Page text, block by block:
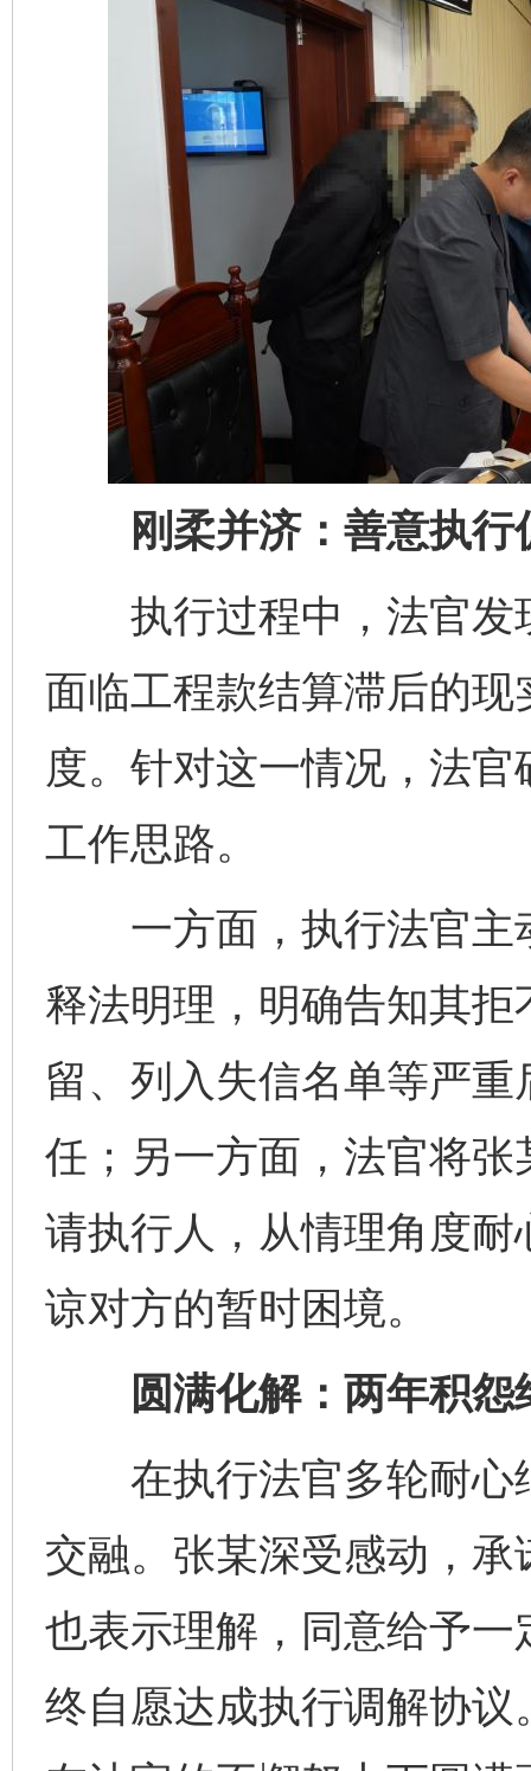
刚柔并济：善意执行
执行过程中，法官发
面临工程款结算滞后的
度。针对这一情况，法官
工作思路。
一方面，执行法官主
释法明理，明确告知其
留、列入失信名单等严
任；另一方面，法官将
请执行人，从情理角度
谅对方的暂时困境。
圆满化解：两年积怨
在执行法官多轮耐心
交融。张某深受感动，
也表示理解，同意给予
终自愿达成执行调解协
完善运行机制助力责任有效落实 一纸欠
东山县通报“牛蛙产品抗生素超标问题” 法
千年窑火 生生不息 一